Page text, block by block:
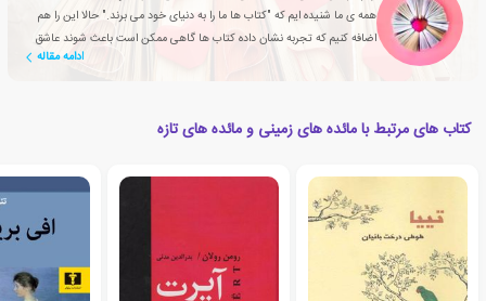
همه ی ما شنیده ایم که "کتاب ها ما را به دنیای خود می برند." حالا این را هم
اضافه کنیم که تجربه نشان داده کتاب ها گاهی ممکن است باعث شوند عاشق
ادامه مقاله
کتاب های مرتبط با مائده های زمینی و مائده های تازه